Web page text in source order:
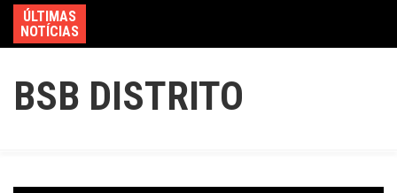
ÚLTIMAS
NOTÍCIAS
BSB DISTRITO